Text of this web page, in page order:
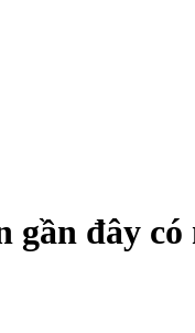
gần đây